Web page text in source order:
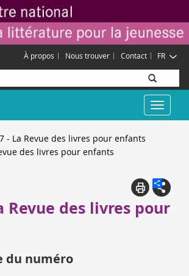
FR
À propos Nous trouver Contact
Toggle
- La Revue des livres pour enfants
des livres pour enfants
Revue des livres pour
du numéro